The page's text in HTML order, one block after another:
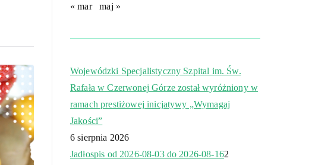
« mar maj »
Wojewódzki Specjalistyczny Szpital im. Św.
Rafała w Czerwonej Górze został wyróżniony w
ramach prestiżowej inicjatywy „Wymagaj
Jakości”
6 sierpnia 2026
Jadłospis od 2026-08-03 do 2026-08-162